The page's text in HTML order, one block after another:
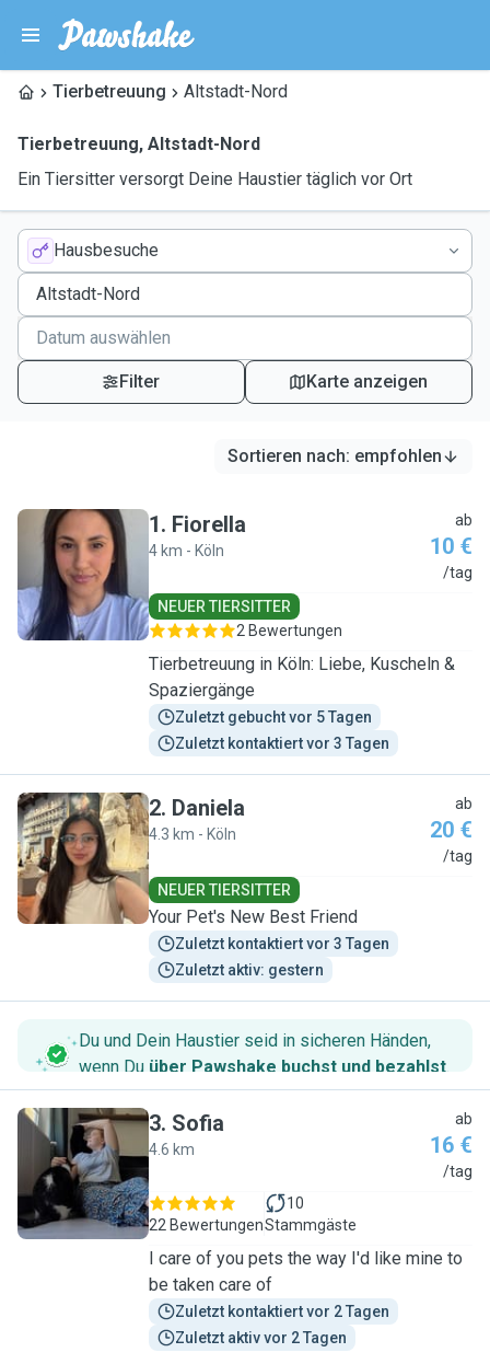
Tierbetreuung Altstadt-Nord
Tierbetreuung, Altstadt-Nord
Ein Tiersitter versorgt Deine Haustier täglich vor Ort
Hausbesuche
Filter Karte anzeigen
Sortieren nach: empfohlen
F
1. Fiorella
4 km - Köln
ab
10 €
/tag
NEUER TIERSITTER
2 Bewertungen
Tierbetreuung in Köln: Liebe, Kuscheln &
Spaziergänge
Zuletzt gebucht vor 5 Tagen
Zuletzt kontaktiert vor 3 Tagen
D
2. Daniela
4.3 km - Köln
ab
20 €
/tag
NEUER TIERSITTER
Your Pet's New Best Friend
Zuletzt kontaktiert vor 3 Tagen
Zuletzt aktiv: gestern
Du und Dein Haustier seid in sicheren Händen,
wenn Du über Pawshake buchst und bezahlst.
S
3. Sofia
4.6 km
ab
16 €
/tag
22 Bewertungen
10
Stammgäste
I care of you pets the way I'd like mine to
be taken care of
Zuletzt kontaktiert vor 2 Tagen
Zuletzt aktiv vor 2 Tagen